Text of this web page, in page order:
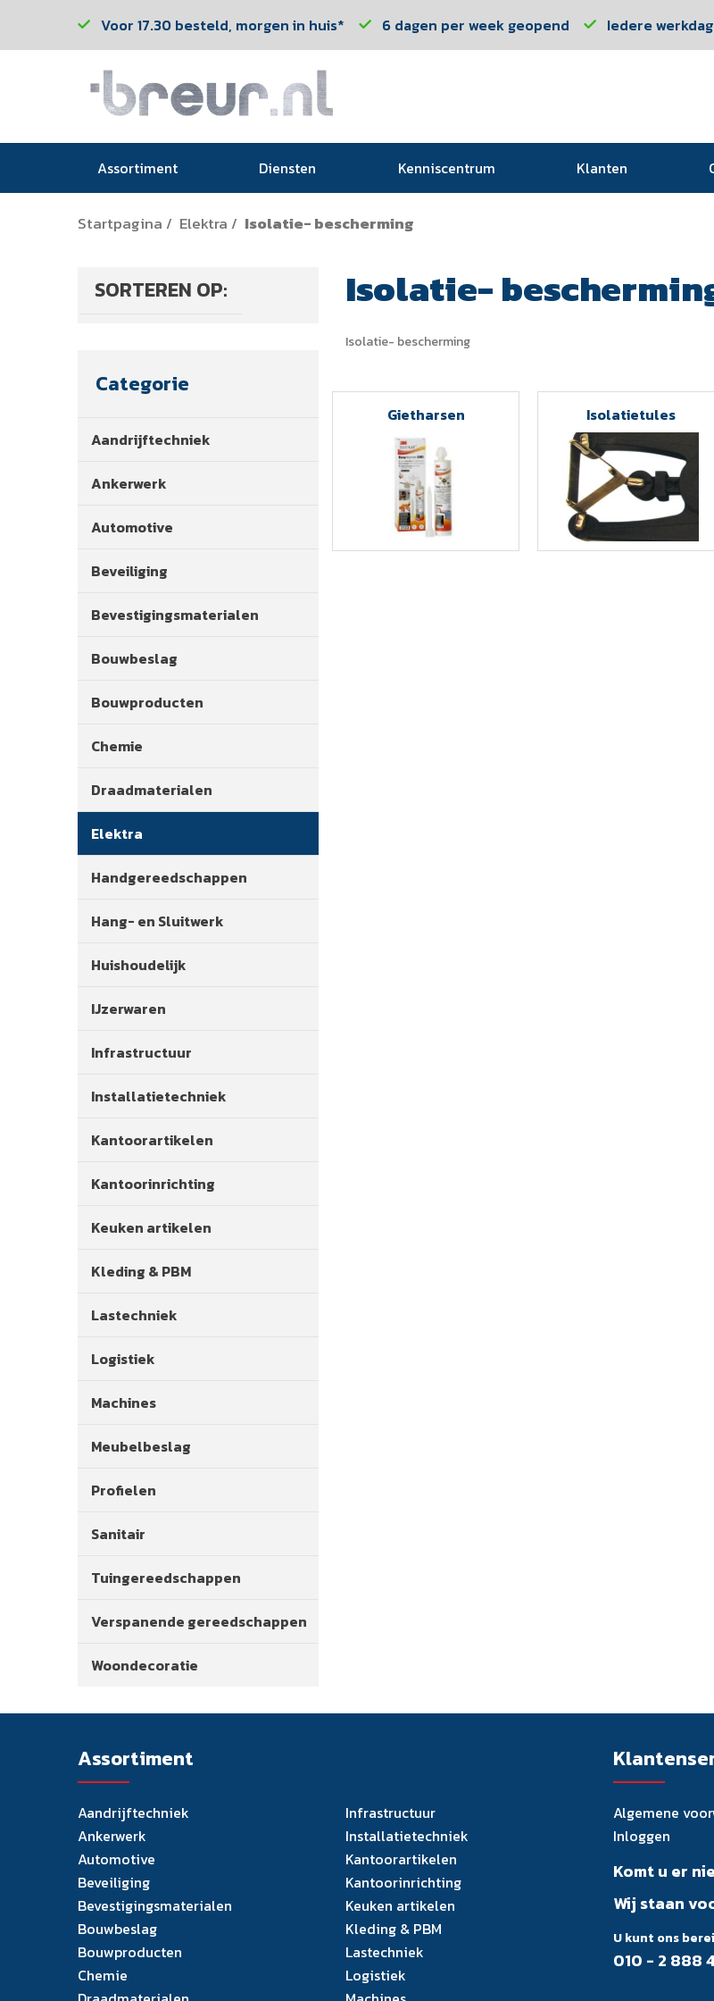
Voor 17.30 besteld, morgen in huis* 6 dagen per week geopend Iedere
Assortiment Diensten Kenniscentrum Klanten
Startpagina / Elektra / Isolatie- bescherming
SORTEREN OP:
Categorie
Aandrijftechniek
Ankerwerk
Automotive
Beveiliging
Bevestigingsmaterialen
Bouwbeslag
Bouwproducten
Chemie
Draadmaterialen
Elektra
Handgereedschappen
Hang- en Sluitwerk
Huishoudelijk
IJzerwaren
Infrastructuur
Installatietechniek
Kantoorartikelen
Kantoorinrichting
Keuken artikelen
Kleding & PBM
Lastechniek
Logistiek
Machines
Meubelbeslag
Profielen
Sanitair
Tuingereedschappen
Verspanende gereedschappen
Woondecoratie
Isolatie-
Isolatie- bescherming
Gietharsen Isolatietules
Assortiment
Aandrijftechniek
Ankerwerk
Automotive
Beveiliging
Bevestigingsmaterialen
Bouwbeslag
Bouwproducten
Chemie
Infrastructuur
Installatietechniek
Kantoorartikelen
Kantoorinrichting
Keuken artikelen
Kleding & PBM
Lastechniek
Logistiek
Algemene
Inloggen
Komt u er
Wij staan
U kunt ons
010 - 2 888